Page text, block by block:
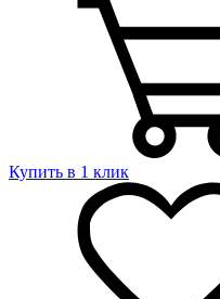
Купить в 1 клик